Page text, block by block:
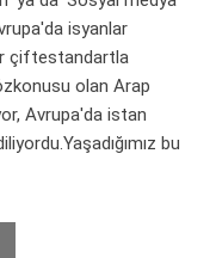
isyanlar
çiftestandartla
olan Arap
Avrupa'da istan
bu